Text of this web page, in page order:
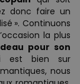
donc faire un
». Continuons
la plus
pour son
est bien sur
nous